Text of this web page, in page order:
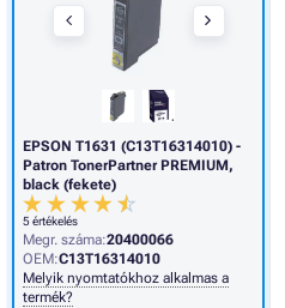
EPSON T1631 (C13T16314010) -
Patron TonerPartner PREMIUM,
black (fekete)
5 értékelés
Megr. száma:20400066
OEM:C13T16314010
Melyik nyomtatókhoz alkalmas a
termék?